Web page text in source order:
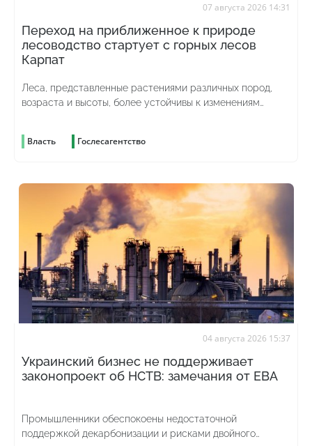
07 августа 2026 14:31
Переход на приближенное к природе
лесоводство стартует с горных лесов
Карпат
Леса, представленные растениями различных пород,
возраста и высоты, более устойчивы к изменениям
Власть Гослесагентство
04 августа 2026 15:37
Украинский бизнес не поддерживает
законопроект об НСТВ: замечания от ЕВА
Промышленники обеспокоены недостаточной
поддержкой декарбонизации и рисками двойного